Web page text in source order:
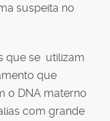
suspeita no
que se utilizam
que
o DNA materno
com grande